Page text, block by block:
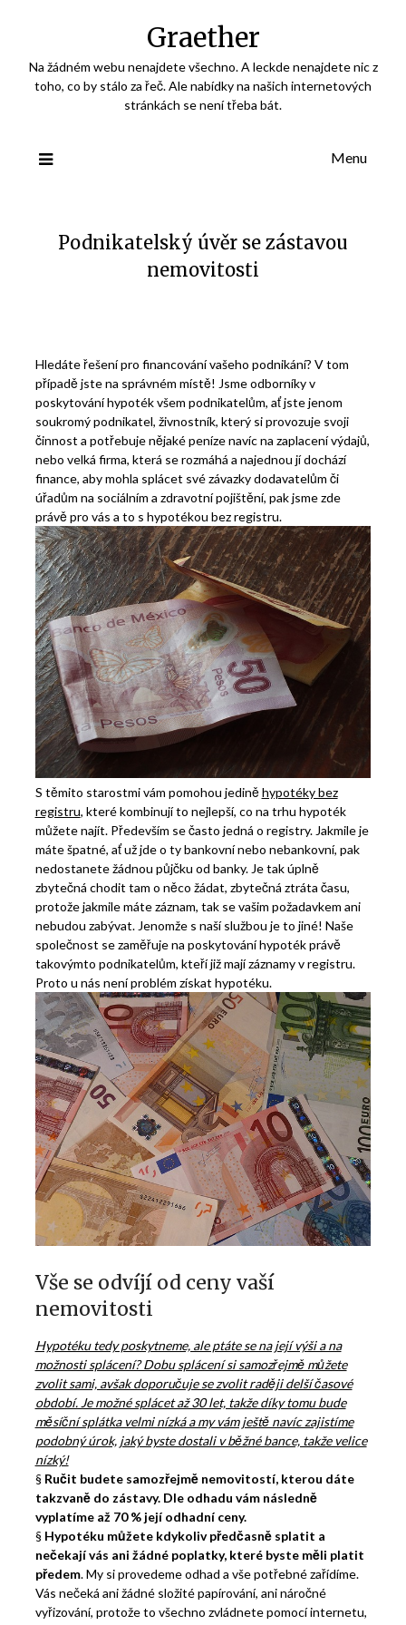
Graether
Na žádném webu nenajdete všechno. A leckde nenajdete nic z
toho, co by stálo za řeč. Ale nabídky na našich internetových
stránkách se není třeba bát.
Menu
Podnikatelský úvěr se zástavou
nemovitosti
Hledáte řešení pro financování vašeho podnikání? V tom
případě jste na správném místě! Jsme odborníky v
poskytování hypoték všem podnikatelům, ať jste jenom
soukromý podnikatel, živnostník, který si provozuje svoji
činnost a potřebuje nějaké peníze navíc na zaplacení výdajů,
nebo velká firma, která se rozmáhá a najednou jí dochází
finance, aby mohla splácet své závazky dodavatelům či
úřadům na sociálním a zdravotní pojištění, pak jsme zde
právě pro vás a to s hypotékou bez registru.
S těmito starostmi vám pomohou jediněhypotéky bez
registru, které kombinují to nejlepší, co na trhu hypoték
můžete najít. Především se často jedná o registry. Jakmile je
máte špatné, ať už jde o ty bankovní nebo nebankovní, pak
nedostanete žádnou půjčku od banky. Je tak úplně
zbytečná chodit tam o něco žádat, zbytečná ztráta času,
protože jakmile máte záznam, tak se vašim požadavkem ani
nebudou zabývat. Jenomže s naší službou je to jiné! Naše
společnost se zaměřuje na poskytování hypoték právě
takovýmto podnikatelům, kteří již mají záznamy v registru.
Proto u nás není problém získat hypotéku.
Vše se odvíjí od ceny vaší
nemovitosti
Hypotéku tedy poskytneme, ale ptáte se na její výši a na
možnosti splácení? Dobu splácení si samozřejmě můžete
zvolit sami, avšak doporučuje se zvolit raději delší časové
období. Je možné splácet až 30 let, takže díky tomu bude
měsíční splátka velmi nízká a my vám ještě navíc zajistíme
podobný úrok, jaký byste dostali v běžné bance, takže velice
nízký!
§ Ručit budete samozřejmě nemovitostí, kterou dáte
takzvaně do zástavy. Dle odhadu vám následně
vyplatíme až 70 % její odhadní ceny.
§ Hypotéku můžete kdykoliv předčasně splatit a
nečekají vás ani žádné poplatky, které byste měli platit
předem. My si provedeme odhad a vše potřebné zařídíme.
Vás nečeká ani žádné složité papírování, ani náročné
vyřizování, protože to všechno zvládnete pomocí internetu,